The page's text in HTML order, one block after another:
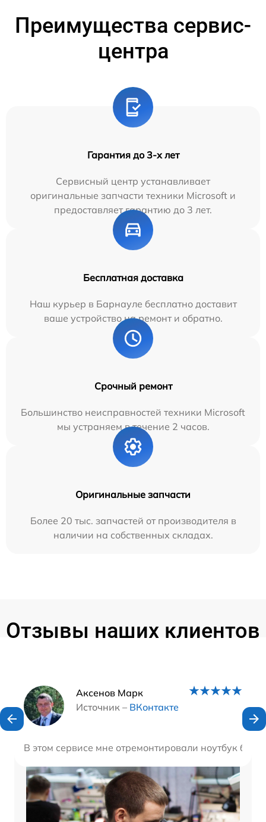
Преимущества сервис-
центра
Гарантия до 3-х лет
Сервисный центр устанавливает
оригинальные запчасти техники Microsoft и
предоставляет гарантию до 3 лет.
Бесплатная доставка
Наш курьер в Барнауле бесплатно доставит
ваше устройство на ремонт и обратно.
Срочный ремонт
Большинство неисправностей техники Microsoft
мы устраняем в течение 2 часов.
Оригинальные запчасти
Более 20 тыс. запчастей от производителя в
наличии на собственных складах.
Отзывы наших клиентов
Аксенов Марк
Источник – ВКонтакте
В этом сервисе мне отремонтировали ноутбук
Наши мастера